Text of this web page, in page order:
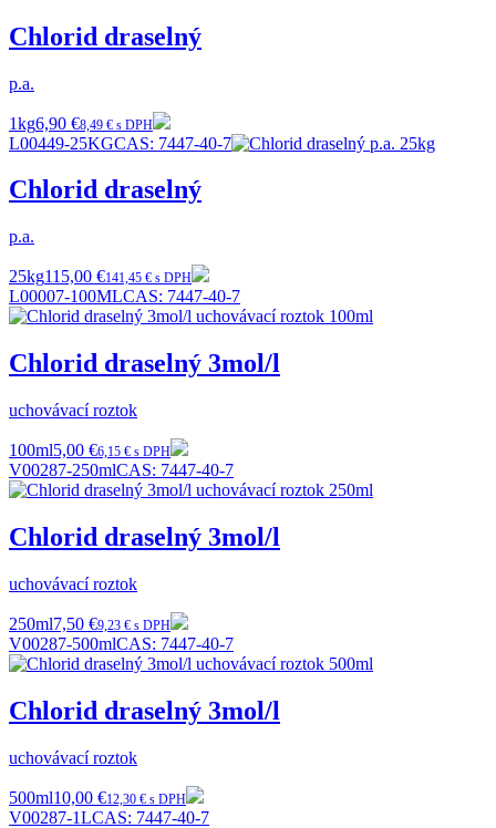
Chlorid draselný
p.a.
1kg6,90 €8,49 € s DPH
L00449-25KGCAS: 7447-40-7
Chlorid draselný
p.a.
25kg115,00 €141,45 € s DPH
L00007-100MLCAS: 7447-40-7
Chlorid draselný 3mol/l
uchovávací roztok
100ml5,00 €6,15 € s DPH
V00287-250mlCAS: 7447-40-7
Chlorid draselný 3mol/l
uchovávací roztok
250ml7,50 €9,23 € s DPH
V00287-500mlCAS: 7447-40-7
Chlorid draselný 3mol/l
uchovávací roztok
500ml10,00 €12,30 € s DPH
V00287-1LCAS: 7447-40-7